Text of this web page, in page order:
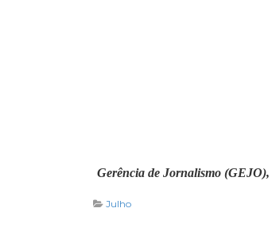
Gerência de Jornalismo (GEJO),
Julho